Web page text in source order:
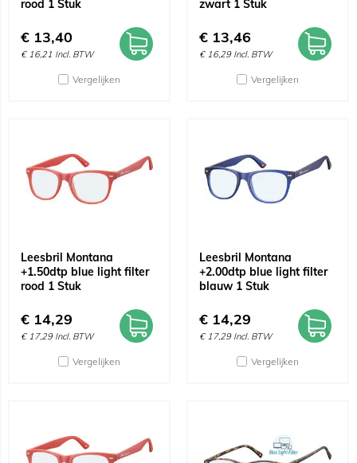
rood 1 Stuk
€ 13,40
€ 16,21 Incl. BTW
Vergelijken
zwart 1 Stuk
€ 13,46
€ 16,29 Incl. BTW
Vergelijken
Leesbril Montana
+1.50dtp blue light filter
rood 1 Stuk
€ 14,29
€ 17,29 Incl. BTW
Vergelijken
Leesbril Montana
+2.00dtp blue light filter
blauw 1 Stuk
€ 14,29
€ 17,29 Incl. BTW
Vergelijken